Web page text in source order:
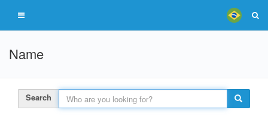
Name
Search